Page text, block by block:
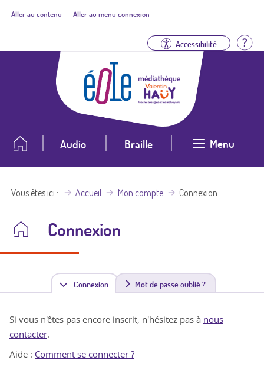
Aller au contenu Aller au menu connexion
Accessibilité
Audio Braille Menu
Vous êtes ici Accueil Mon compte Connexion
Connexion
Connexion(
n
Mot de passe oublié ?
Si vous n'êtes pas encore inscrit, n'hésitez pas à nous
contacter.
Aide : Comment se connecter ?